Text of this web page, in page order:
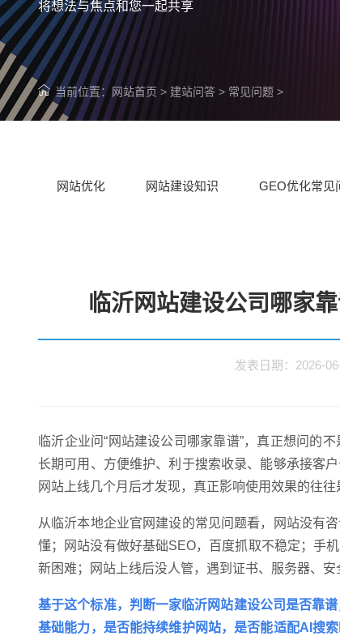
将想法与焦点和您一起共享
当前位置：网站首页 > 建站问答 > 常见问题 >
网站优化 网站建设知识 GEO优化常见
临沂网站建设公司哪家
发表日期：2026-
临沂企业问“网站建设公司哪家靠谱”，真正想问的
长期可用、方便维护、利于搜索收录、能够承接客
网站上线几个月后才发现，真正影响使用效果的往
从临沂本地企业官网建设的常见问题看，网站没有
懂；网站没有做好基础SEO，百度抓取不稳定；手
新困难；网站上线后没人管，遇到证书、服务器、安
基于这个标准，判断一家临沂网站建设公司是否靠
基础能力，是否能持续维护网站，是否能适配AI搜索